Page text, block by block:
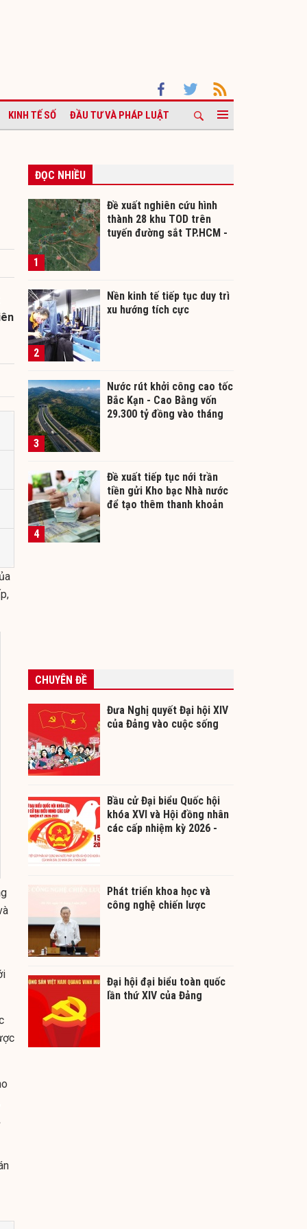
KINH TẾ SỐ ĐẦU TƯ VÀ PHÁP LUẬT
ĐỌC NHIỀU
1
Đề xuất nghiên cứu hình
thành 28 khu TOD trên
tuyến đường sắt TP.HCM -
2
Nền kinh tế tiếp tục duy trì
xu hướng tích cực
3
Nước rút khởi công cao tốc
Bắc Kạn - Cao Bằng vốn
29.300 tỷ đồng vào tháng
4
Đề xuất tiếp tục nới trần
tiền gửi Kho bạc Nhà nước
để tạo thêm thanh khoản
CHUYÊN ĐỀ
Đưa Nghị quyết Đại hội XIV
của Đảng vào cuộc sống
Bầu cử Đại biểu Quốc hội
khóa XVI và Hội đồng nhân
các cấp nhiệm kỳ 2026 -
Phát triển khoa học và
công nghệ chiến lược
Đại hội đại biểu toàn quốc
lần thứ XIV của Đảng